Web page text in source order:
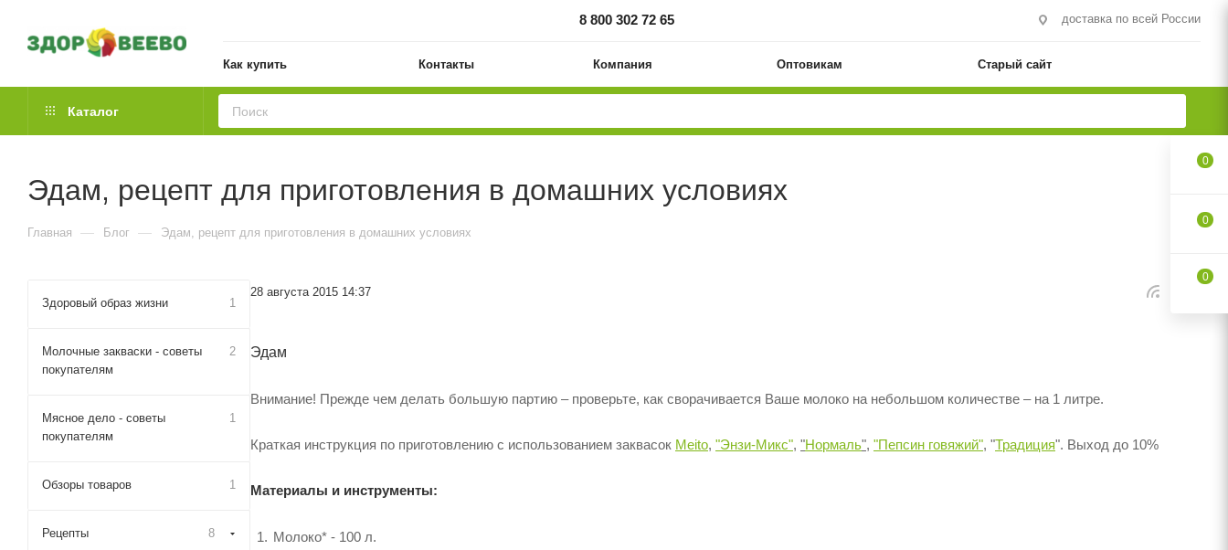
8 800 302 72 65 доставка по всей России
Как купить Контакты Компания Оптовикам Старый сайт
Каталог
Эдам, рецепт для приготовления в домашних условиях
Главная — Блог — Эдам, рецепт для приготовления в домашних условиях
28 августа 2015 14:37
Эдам
Внимание! Прежде чем делать большую партию – проверьте, как сворачивается Ваше молоко на небольшом количестве – на 1 литре.
Краткая инструкция по приготовлению с использованием заквасок Meito, "Энзи-Микс", "Нормаль", "Пепсин говяжий", "Традиция". Выход до 10%
Материалы и инструменты:
Молоко* - 100 л.
Здоровый образ жизни 1
Молочные закваски - советы
покупателям
2
Мясное дело - советы
покупателям
1
Обзоры товаров 1
Рецепты 8
0
0
0